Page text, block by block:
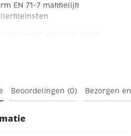
EN 71-7 makkelijk
vingerverf absoluut veilig'
Beoordelingen (0) Bezorgen